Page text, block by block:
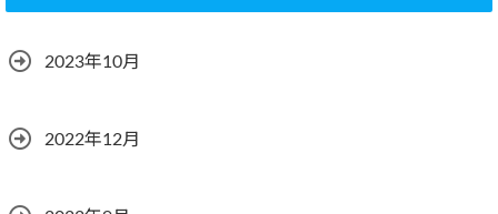
2023年10月
2022年12月